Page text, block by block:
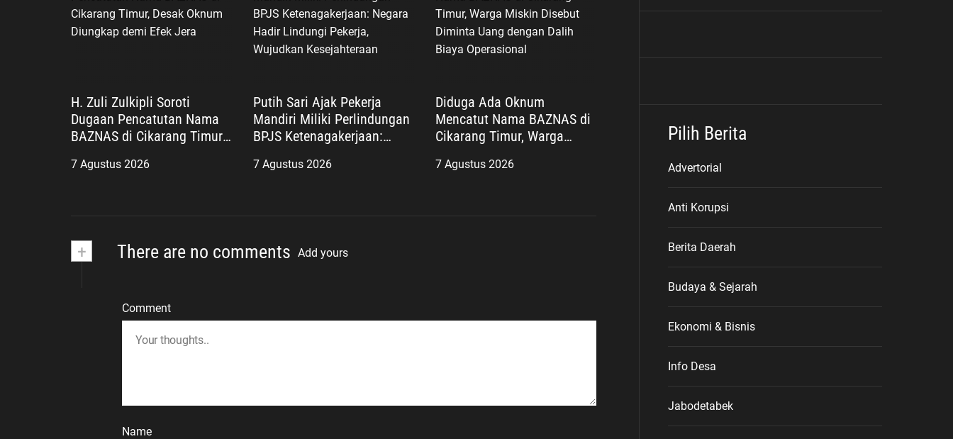
H. Zuli Zulkipli Soroti
Dugaan Pencatutan Nama
BAZNAS di Cikarang Timur,
demi Efek Jera
7 Agustus 2026
Putih Sari Ajak Pekerja
Mandiri Miliki Perlindungan
BPJS Ketenagakerjaan:
Pekerja, Wujudkan
7 Agustus 2026
Diduga Ada Oknum
Mencatut Nama BAZNAS di
Cikarang Timur, Warga
Uang dengan Dalih Biaya
7 Agustus 2026
+ There are no comments Add yours
Comment
Name
Pilih Berita
Advertorial
Anti Korupsi
Berita Daerah
Budaya & Sejarah
Ekonomi & Bisnis
Info Desa
Jabodetabek